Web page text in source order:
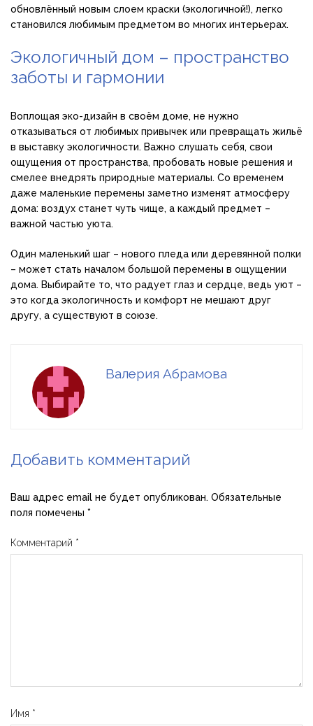
обновлённый новым слоем краски (экологичной!), легко
становился любимым предметом во многих интерьерах.
Экологичный дом – пространство
заботы и гармонии
Воплощая эко-дизайн в своём доме, не нужно
отказываться от любимых привычек или превращать жильё
в выставку экологичности. Важно слушать себя, свои
ощущения от пространства, пробовать новые решения и
смелее внедрять природные материалы. Со временем
даже маленькие перемены заметно изменят атмосферу
дома: воздух станет чуть чище, а каждый предмет –
важной частью уюта.
Один маленький шаг – нового пледа или деревянной полки
– может стать началом большой перемены в ощущении
дома. Выбирайте то, что радует глаз и сердце, ведь уют –
это когда экологичность и комфорт не мешают друг
другу, а существуют в союзе.
Валерия Абрамова
Добавить комментарий
Ваш адрес email не будет опубликован. Обязательные
поля помечены *
Комментарий *
Имя *